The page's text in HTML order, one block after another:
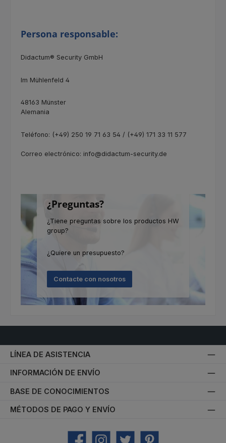
Persona responsable:
Didactum® Security GmbH
Im Mühlenfeld 4
48163 Münster
Alemania
Teléfono: (+49) 250 19 71 63 54 / (+49) 171 33 11 577
Correo electrónico: info@didactum-security.de
¿Preguntas?
¿Tiene preguntas sobre los productos HW
group?
¿Quiere un presupuesto?
Contacte con nosotros
LÍNEA DE ASISTENCIA
INFORMACIÓN DE ENVÍO
BASE DE CONOCIMIENTOS
MÉTODOS DE PAGO Y ENVÍO